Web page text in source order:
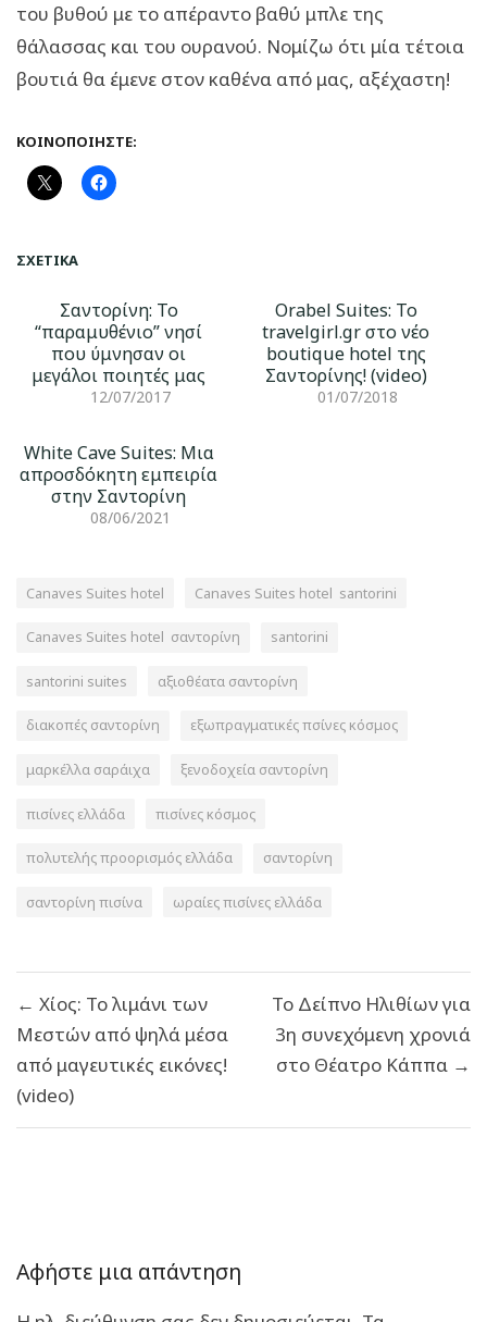
του βυθού με το απέραντο βαθύ μπλε της
θάλασσας και του ουρανού. Νομίζω ότι μία τέτοια
βουτιά θα έμενε στον καθένα από μας, αξέχαστη!
ΚΟΙΝΟΠΟΙΉΣΤΕ:
ΣΧΕΤΙΚΆ
Σαντορίνη: Το
“παραμυθένιο” νησί
που ύμνησαν οι
μεγάλοι ποιητές μας
12/07/2017
Orabel Suites: Το
travelgirl.gr στo νέο
boutique hotel της
Σαντορίνης! (video)
01/07/2018
White Cave Suites: Μια
απροσδόκητη εμπειρία
στην Σαντορίνη
08/06/2021
Canaves Suites hotel Canaves Suites hotel santorini
Canaves Suites hotel σαντορίνη santorini
santorini suites αξιοθέατα σαντορίνη
διακοπές σαντορίνη εξωπραγματικές πσίνες κόσμος
μαρκέλλα σαράιχα ξενοδοχεία σαντορίνη
πισίνες ελλάδα πισίνες κόσμος
πολυτελής προορισμός ελλάδα σαντορίνη
σαντορίνη πισίνα ωραίες πισίνες ελλάδα
άρθρων
← Χίος: Το λιμάνι των
Μεστών από ψηλά μέσα
από μαγευτικές εικόνες!
(video)
Το Δείπνο Ηλιθίων για
3η συνεχόμενη χρονιά
στο Θέατρο Κάππα →
Αφήστε μια απάντηση